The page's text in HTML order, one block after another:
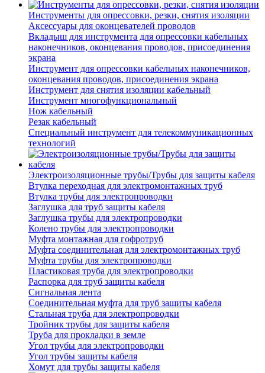
Инструменты для опрессовки, резки, снятия изоляции
Аксессуары для оконцевателей проводов
Вкладыш для инструмента для опрессовки кабельных
наконечников, оконцевания проводов, присоединения
экрана
Инструмент для опрессовки кабельных наконечников,
оконцевания проводов, присоединения экрана
Инструмент для снятия изоляции кабельный
Инструмент многофункциональный
Нож кабельный
Резак кабельный
Специальный инструмент для телекоммуникационных
технологий
Электроизоляционные трубы/Трубы для защиты кабеля
Втулка переходная для электромонтажных труб
Втулка трубы для электропроводки
Заглушка для труб защиты кабеля
Заглушка трубы для электропроводки
Колено трубы для электропроводки
Муфта монтажная для гофротруб
Муфта соединительная для электромонтажных труб
Муфта трубы для электропроводки
Пластиковая труба для электропроводки
Распорка для труб защиты кабеля
Сигнальная лента
Соединительная муфта для труб защиты кабеля
Стальная труба для электропроводки
Тройник трубы для защиты кабеля
Труба для прокладки в земле
Угол трубы для электропроводки
Угол трубы защиты кабеля
Хомут для трубы защиты кабеля